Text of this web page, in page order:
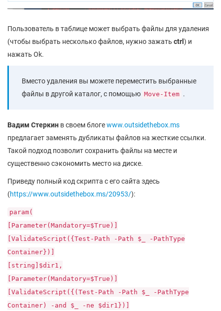
Пользователь в таблице может выбрать файлы для удаления
(чтобы выбрать несколько файлов, нужно зажать ctrl ) и
нажать Ok.
Вместо удаления вы можете переместить выбранные
файлы в другой каталог, с помощью Move-Item .
Вадим Стеркин в своем блогеwww.outsidethebox.ms
предлагает заменять дубликаты файлов на жесткие ссылки.
Такой подход позволит сохранить файлы на месте и
существенно сэкономить место на диске.
Приведу полный код скрипта с его сайта здесь
(https://www.outsidethebox.ms/20953/):
param(
[Parameter(Mandatory=$True)]
[ValidateScript({Test-Path -Path $_ -PathType
Container})]
[string]$dir1,
[Parameter(Mandatory=$True)]
[ValidateScript({(Test-Path -Path $_ -PathType
Container) -and $_ -ne $dir1})]